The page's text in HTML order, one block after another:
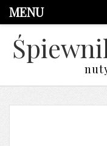
MENU